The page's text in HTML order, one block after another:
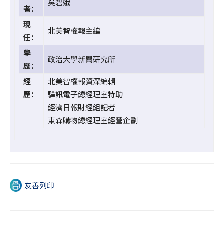
者：
吳碧娥
現
任：
北美智權報主編
學
歷：
政治大學新聞研究所
經
歷：
北美智權報資深編輯
驊訊電子總經理室特助
經濟日報財經組記者
東森購物總經理室經營企劃
友善列印